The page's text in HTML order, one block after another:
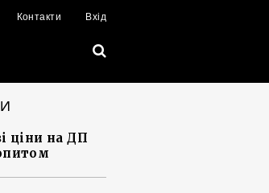
Контакти Вхід
ціни на ДП